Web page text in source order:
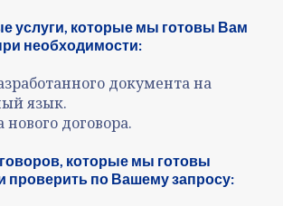
услуги, которые мы готовы Вам
необходимости:
документа на
язык.
нового договора.
которые мы готовы
проверить по Вашему запросу: